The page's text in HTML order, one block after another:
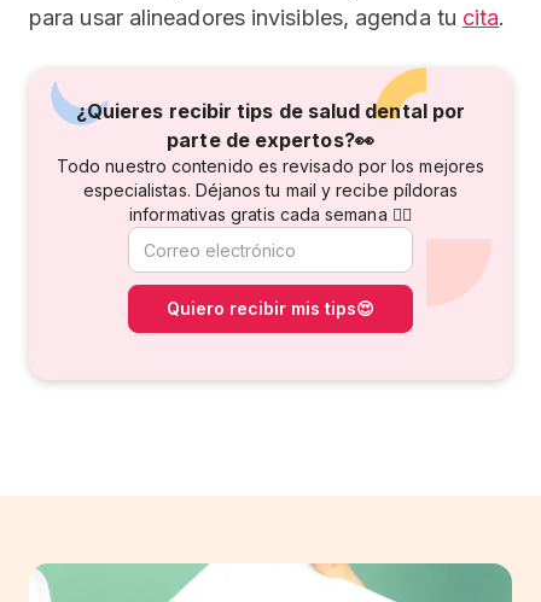
para usar alineadores invisibles, agenda tu cita.
¿Quieres recibir tips de salud dental por
parte de expertos?👀
Todo nuestro contenido es revisado por los mejores
especialistas. Déjanos tu mail y recibe píldoras
informativas gratis cada semana 👇🏻